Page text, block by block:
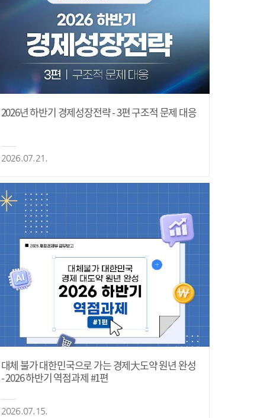
2026년 하반기 경제성장전략 - 3편 구조적 문제 대응
2026.07.21.
대체 불가 대한민국으로 가는 경제大도약 원년 완성
- 2026 하반기 역점과제 #1편
2026.07.15.